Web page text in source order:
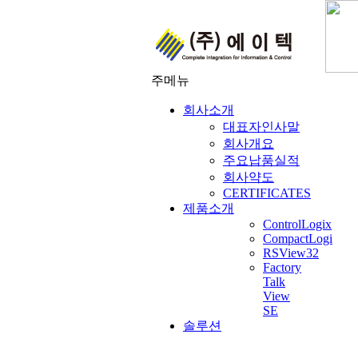
주메뉴
회사소개
대표자인사말
회사개요
주요납품실적
회사약도
CERTIFICATES
제품소개
ControlLogix
CompactLogi
RSView32
Factory
Talk
View
SE
솔루션